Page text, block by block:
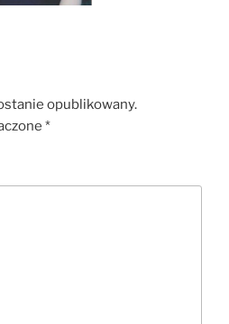
opublikowany.
*